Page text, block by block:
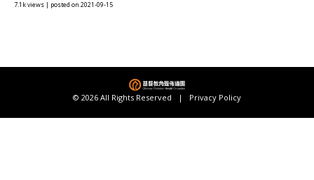
7.1k views posted on 2021-09-15
© 2026 All Rights Reserved | Privacy Policy